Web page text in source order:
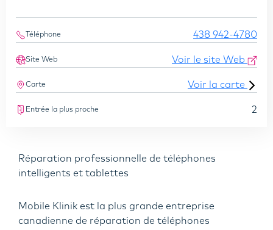
Téléphone 438 942-4780
Site Web Voir le site Web
Carte Voir la carte
Entrée la plus proche 2
Réparation professionnelle de téléphones
intelligents et tablettes
Mobile Klinik est la plus grande entreprise
canadienne de réparation de téléphones